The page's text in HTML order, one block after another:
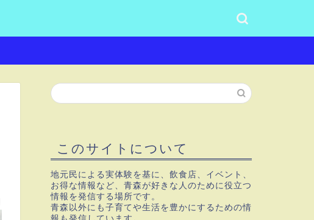
このサイトについて
地元民による実体験を基に、飲食店、イベント、
お得な情報など、青森が好きな人のために役立つ
情報を発信する場所です。
青森以外にも子育てや生活を豊かにするための情